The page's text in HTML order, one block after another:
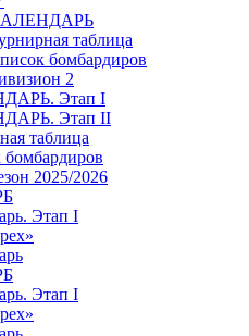
таблица
бомбардиров
2
Этап I
Этап II
таблица
2025/2026
Этап I
Этап I